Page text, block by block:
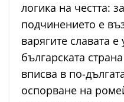
логика на честта:
подчинението е
варягите славата
българската
вписва в по-
оспорване на